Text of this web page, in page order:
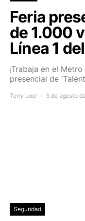
Feria
de 1.000
Línea 1
¡Trabaja en el
presencial de
Terry Loui 5 de agosto
Seguridad